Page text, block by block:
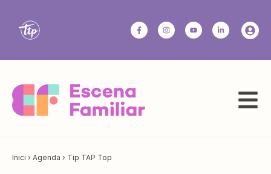
Inici › Agenda › Tip TAP Top